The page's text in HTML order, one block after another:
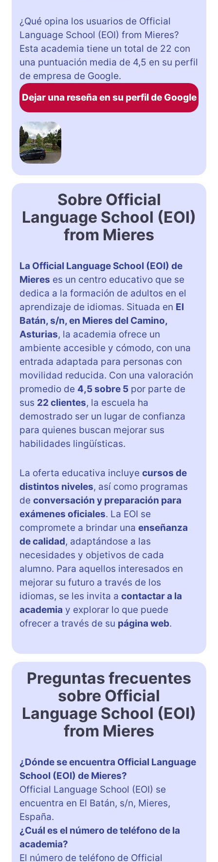
¿Qué opina los usuarios de Official
Language School (EOI) from Mieres?
Esta academia tiene un total de 22 con
una puntuación media de 4,5 en su perfil
de empresa de Google.
Dejar una reseña en su perfil de Google
Sobre Official
Language School (EOI)
from Mieres
La Official Language School (EOI) de
Mieres es un centro educativo que se
dedica a la formación de adultos en el
aprendizaje de idiomas. Situada en El
Batán, s/n, en Mieres del Camino,
Asturias, la academia ofrece un
ambiente accesible y cómodo, con una
entrada adaptada para personas con
movilidad reducida. Con una valoración
promedio de 4,5 sobre 5 por parte de
sus 22 clientes, la escuela ha
demostrado ser un lugar de confianza
para quienes buscan mejorar sus
habilidades lingüísticas.
La oferta educativa incluye cursos de
distintos niveles, así como programas
de conversación y preparación para
exámenes oficiales. La EOI se
compromete a brindar una enseñanza
de calidad, adaptándose a las
necesidades y objetivos de cada
alumno. Para aquellos interesados en
mejorar su futuro a través de los
idiomas, se les invita a contactar a la
academia y explorar lo que puede
ofrecer a través de su página web.
Preguntas frecuentes
sobre Official
Language School (EOI)
from Mieres
¿Dónde se encuentra Official Language
School (EOI) de Mieres?
Official Language School (EOI) se
encuentra en El Batán, s/n, Mieres,
España.
¿Cuál es el número de teléfono de la
academia?
El número de teléfono de Official